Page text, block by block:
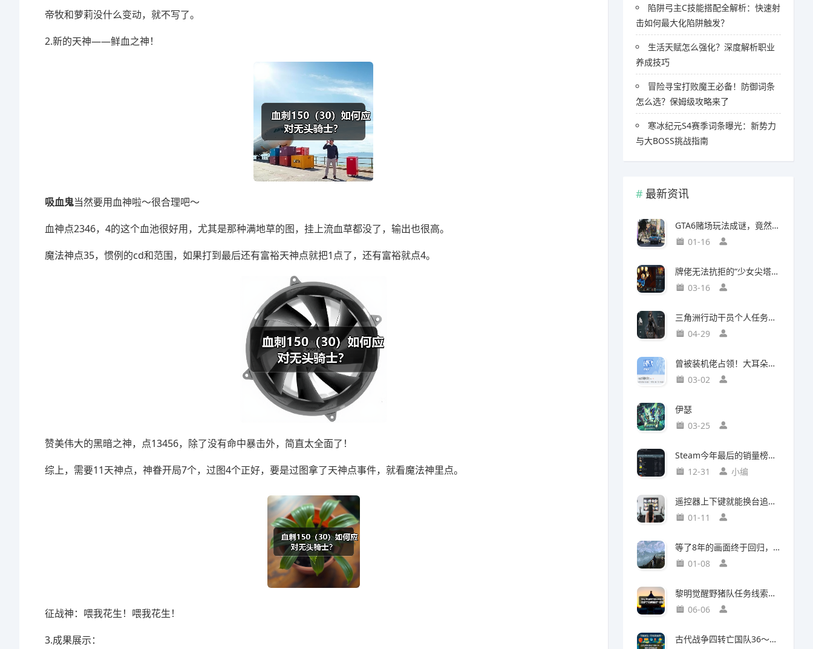
帝牧和萝莉没什么变动，就不写了。
2.新的天神——鲜血之神！
吸血鬼当然要用血神啦～很合理吧～
血神点2346，4的这个血池很好用，尤其是那种满地草的图，挂上流血草都没了，输出也很高。
魔法神点35，惯例的cd和范围，如果打到最后还有富裕天神点就把1点了，还有富裕就点4。
赞美伟大的黑暗之神，点13456，除了没有命中暴击外，简直太全面了！
综上，需要11天神点，神眷开局7个，过图4个正好，要是过图拿了天神点事件，就看魔法神里点。
征战神：喂我花生！喂我花生！
3.成果展示：
陷阱弓主C技能搭配全解析：快速射
击如何最大化陷阱触发？
生活天赋怎么强化？深度解析职业
养成技巧
冒险寻宝打败魔王必备！防御词条
怎么选？保姆级攻略来了
寒冰纪元S4赛季词条曝光：新势力
与大BOSS挑战指南
最新资讯
GTA6赌场玩法成谜，竟然面临全球50国封禁风险
01-16
牌佬无法抗拒的“少女尖塔”竟然是个搜打撤？
03-16
三角洲行动干员个人任务一览及完成建议【无名篇】
04-29
曾被装机佬占领！大耳朵图图贴吧重归故主
03-02
伊瑟
03-25
Steam今年最后的销量榜！最后赢家不是《光与影：33号远征队》
12-31
小编
遥控器上下键就能换台追剧，这款神器竟然打破了传统电视的所有限制
01-11
等了8年的画面终于回归，这个Mod竟然让《巫师3》重现当年神级预告
01-08
黎明觉醒野猪队任务线索断了如何继续？野猪王称号获取攻略
06-06
古代战争四转亡国队36～38图部分推图记录